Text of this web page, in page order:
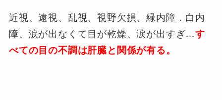
近視、遠視、乱視、視野欠損、緑内障．白内
障、涙が出なくて目が乾燥、涙が出すぎ…す
べての目の不調は肝臓と関係が有る。